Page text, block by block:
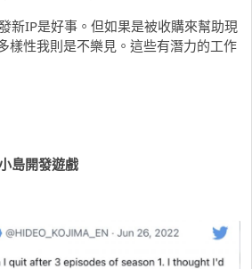
新IP是好事。但如果是被收購來幫助現
樣性我則是不樂見。這些有潛力的工作
島開發遊戲